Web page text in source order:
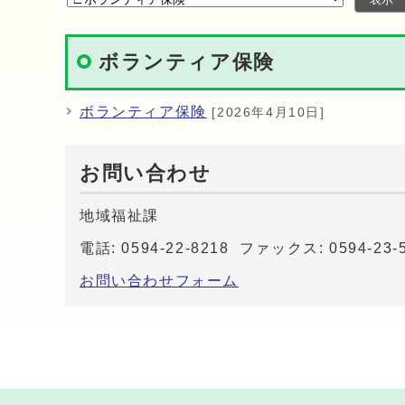
ボランティア保険
ボランティア保険 [2026年4月10日]
お問い合わせ
地域福祉課
電話: 0594-22-8218 ファックス: 0594-23-
お問い合わせフォーム